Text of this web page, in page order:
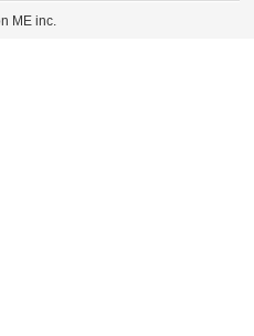
だいた上でご覧ください。
に合わせたコンテンツや広告の表示、ソー
ME inc.